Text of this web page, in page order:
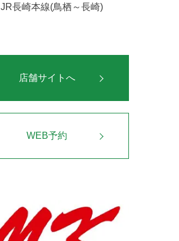
JR長崎本線(鳥栖～長崎)
店舗サイトへ
WEB予約